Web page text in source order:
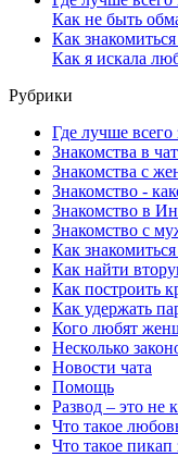
Как не быть
Как
Как я искала
Рубрики
Где лучше всего
Знакомства в
Знакомства с
Знакомство -
Знакомство в
Знакомство с
Как
Как найти
Как построить
Как удержать
Кого любят
Несколько
Новости чата
Помощь
Развод – это не
Что такое
Что такое пикап